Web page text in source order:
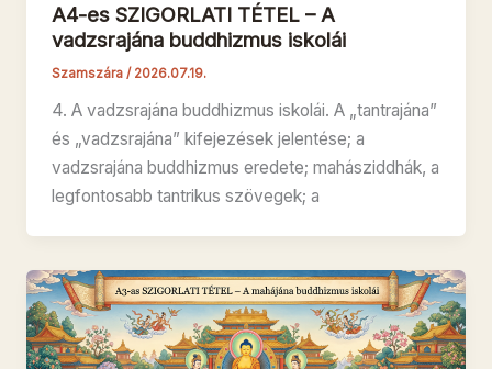
A4-es SZIGORLATI TÉTEL – A
vadzsrajána buddhizmus iskolái
Szamszára/ 2026.07.19.
4. A vadzsrajána buddhizmus iskolái. A „tantrajána”
és „vadzsrajána” kifejezések jelentése; a
vadzsrajána buddhizmus eredete; mahásziddhák, a
legfontosabb tantrikus szövegek; a